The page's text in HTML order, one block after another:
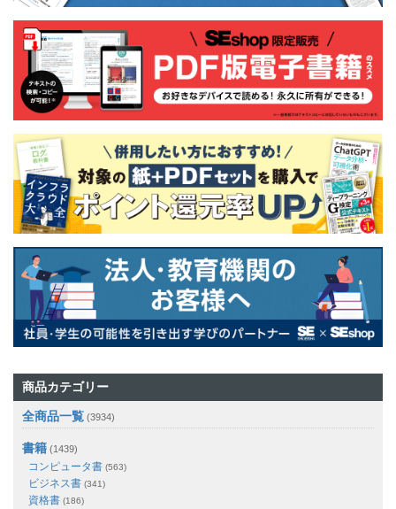
商品カテゴリー
全商品一覧 (3934)
書籍 (1439)
コンピュータ書 (563)
ビジネス書 (341)
資格書 (186)